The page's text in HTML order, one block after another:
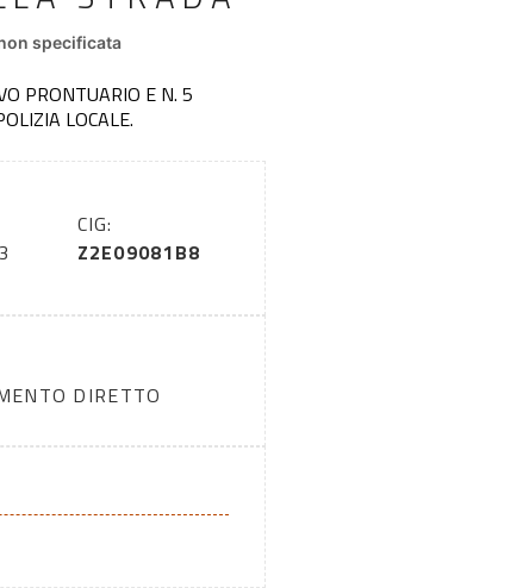
specificata
PRONTUARIO E N. 5
LOCALE.
CIG:
Z2E09081B8
DIRETTO